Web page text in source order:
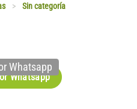
> Sin categoría
Whatsapp
Whatsapp